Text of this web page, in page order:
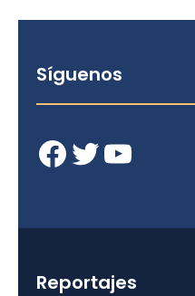
Síguenos
Facebook Twitter YouTube
Reportajes